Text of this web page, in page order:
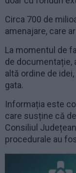
Circa 700 de
amenajare, care
La momentul de
de documentație,
altă ordine de
gata.
Informația este
care susține că
Consiliul
procedurale au